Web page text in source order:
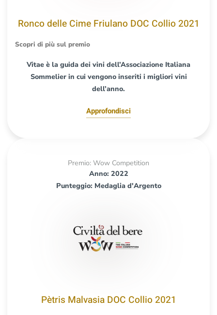
Ronco delle Cime Friulano DOC Collio 2021
Scopri di più sul premio
Vitae è la guida dei vini dell’Associazione Italiana
Sommelier in cui vengono inseriti i migliori vini
dell’anno.
Approfondisci
Premio: Wow Competition
Anno: 2022
Punteggio: Medaglia d'Argento
Pètris Malvasia DOC Collio 2021